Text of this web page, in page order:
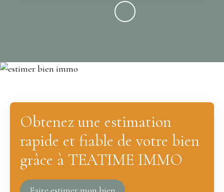
Obtenez une estimation
rapide et fiable de votre bien
grâce à TEATIME IMMO
Faire estimer mon bien